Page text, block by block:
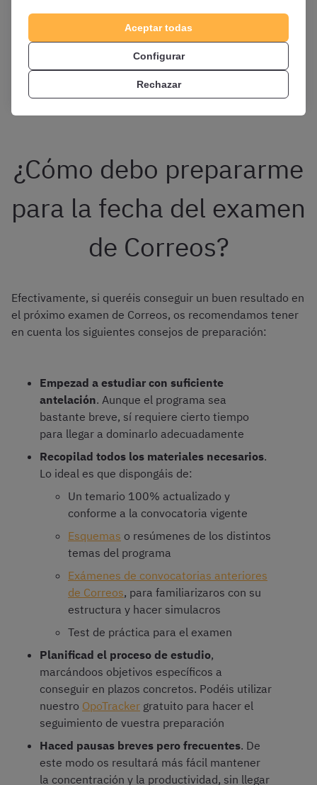
¡Probar el curso de Correos gratis!
*Tendrás que iniciar sesión en tu cuenta OpositaTest o
registrarte gratis para ver el contenido del curso
¿Cómo debo prepararme
para la fecha del examen
de Correos?
Efectivamente, si queréis conseguir un buen resultado en
el próximo examen de Correos, os recomendamos tener
en cuenta los siguientes consejos de preparación:
Empezad a estudiar con suficiente
antelación. Aunque el programa sea
bastante breve, sí requiere cierto tiempo
para llegar a dominarlo adecuadamente
Recopilad todos los materiales necesarios.
Lo ideal es que dispongáis de:
Un temario 100% actualizado y
conforme a la convocatoria vigente
Esquemas o resúmenes de los distintos
temas del programa
Exámenes de convocatorias anteriores
de Correos, para familiarizaros con su
estructura y hacer simulacros
Test de práctica para el examen
Planificad el proceso de estudio,
marcándoos objetivos específicos a
conseguir en plazos concretos. Podéis utilizar
nuestro OpoTracker gratuito para hacer el
seguimiento de vuestra preparación
Haced pausas breves pero frecuentes. De
este modo os resultará más fácil mantener
la concentración y la productividad, sin llegar
Aceptar todas
Configurar
Rechazar